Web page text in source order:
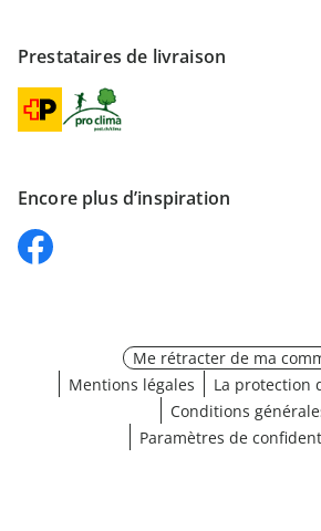
Prestataires de livraison
Encore plus d’inspiration
Me rétracter de ma
Mentions légales
La protection
Conditions
Paramètres de